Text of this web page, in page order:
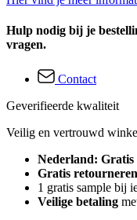
Hulp nodig bij je
vragen.
Contact
Geverifieerde kwaliteit
Veilig en vertrouwd
Nederland:
Gratis retourneren
1 gratis sample bij
Veilige betaling